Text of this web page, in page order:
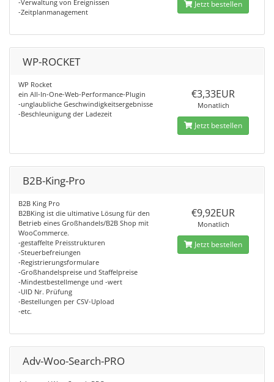
-Verwaltung von Ereignissen
-Zeitplanmanagement
Jetzt bestellen
WP-ROCKET
WP Rocket
ein All-In-One-Web-Performance-Plugin
-unglaubliche Geschwindigkeitsergebnisse
-Beschleunigung der Ladezeit
€3,33EUR
Monatlich
Jetzt bestellen
B2B-King-Pro
B2B King Pro
B2BKing ist die ultimative Lösung für den
Betrieb eines Großhandels/B2B Shop mit
WooCommerce.
-gestaffelte Preisstrukturen
-Steuerbefreiungen
-Registrierungsformulare
-Großhandelspreise und Staffelpreise
-Mindestbestellmenge und -wert
-UID Nr. Prüfung
-Bestellungen per CSV-Upload
-etc.
€9,92EUR
Monatlich
Jetzt bestellen
Adv-Woo-Search-PRO